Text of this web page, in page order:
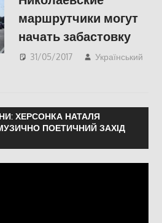
маршрутчики могут
начать забастовку
31/05/2017
Український
ХЕРСОНКА НАТАЛЯ
ПОЕТИЧНИЙ ЗАХІД